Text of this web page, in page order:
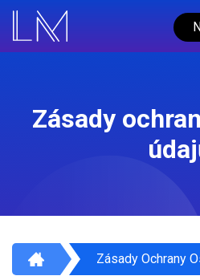
Zásady
Zásady Ochrany